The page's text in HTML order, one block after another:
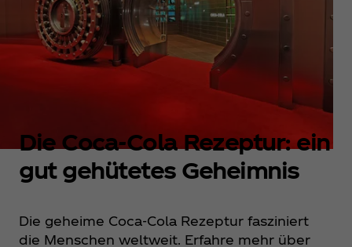
Die Coca‑Cola Rezeptur: ein
gut gehütetes Geheimnis
Die geheime Coca‑Cola Rezeptur fasziniert
die Menschen weltweit. Erfahre mehr über